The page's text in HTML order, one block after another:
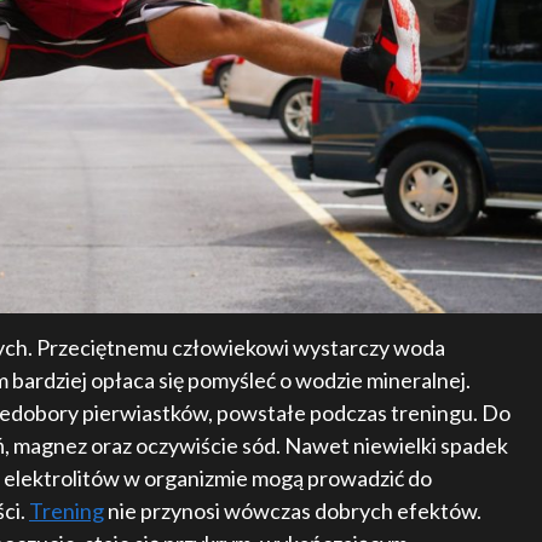
Przeciętnemu człowiekowi wystarczy woda
opłaca się pomyśleć o wodzie mineralnej.
pierwiastków, powstałe podczas treningu. Do
oraz oczywiście sód. Nawet niewielki spadek
w organizmie mogą prowadzić do
Treningnie przynosi wówczas dobrych efektów.